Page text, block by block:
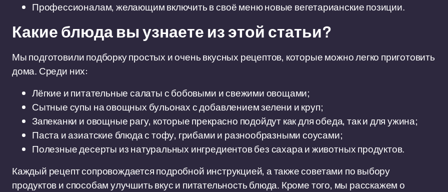
Профессионалам, желающим включить в своё меню новые вегетарианские позиции.
Какие блюда вы узнаете из этой статьи?
Мы подготовили подборку простых и очень вкусных рецептов, которые можно легко приготовить
дома. Среди них:
Лёгкие и питательные салаты с бобовыми и свежими овощами;
Сытные супы на овощных бульонах с добавлением зелени и круп;
Запеканки и овощные рагу, которые прекрасно подойдут как для обеда, так и для ужина;
Паста и азиатские блюда с тофу, грибами и разнообразными соусами;
Полезные десерты из натуральных ингредиентов без сахара и животных продуктов.
Каждый рецепт сопровождается подробной инструкцией, а также советами по выбору
продуктов и способам улучшить вкус и питательность блюда. Кроме того, мы расскажем о